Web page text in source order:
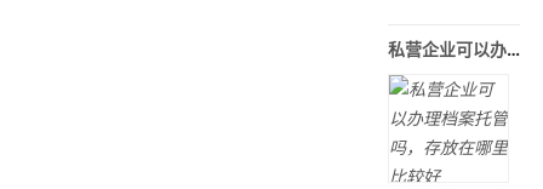
私营企业可以办理档案托管吗，存放在